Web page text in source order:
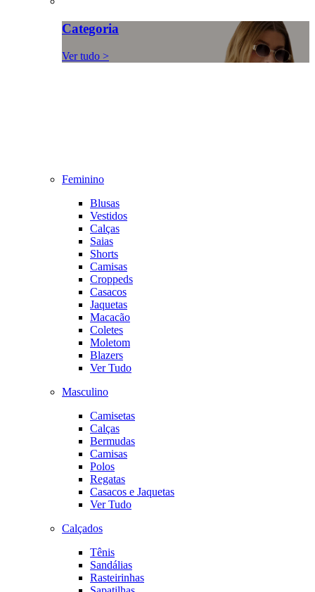
Categoria
Ver tudo >
Feminino
Blusas
Vestidos
Calças
Saias
Shorts
Camisas
Croppeds
Casacos
Jaquetas
Macacão
Coletes
Moletom
Blazers
Ver Tudo
Masculino
Camisetas
Calças
Bermudas
Camisas
Polos
Regatas
Casacos e Jaquetas
Ver Tudo
Calçados
Tênis
Sandálias
Rasteirinhas